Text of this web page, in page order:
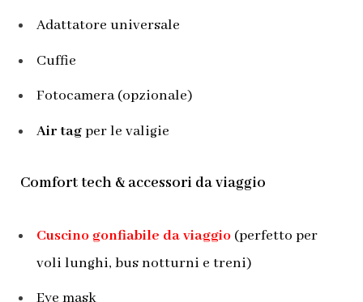
Adattatore universale
Cuffie
Fotocamera (opzionale)
Air tagper le valigie
Comfort tech & accessori da viaggio
Cuscino gonfiabile da viaggio (perfetto per
voli lunghi, bus notturni e treni)
Eye mask